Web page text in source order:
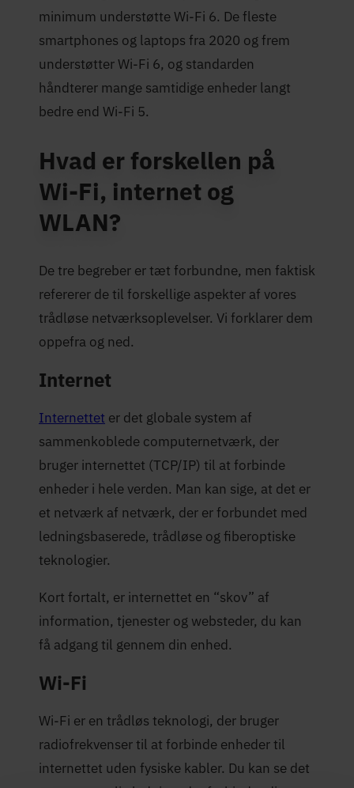
minimum understøtte Wi-Fi 6. De fleste
smartphones og laptops fra 2020 og frem
understøtter Wi-Fi 6, og standarden
håndterer mange samtidige enheder langt
bedre end Wi-Fi 5.
Hvad er forskellen på
Wi-Fi, internet og
WLAN?
De tre begreber er tæt forbundne, men faktisk
refererer de til forskellige aspekter af vores
trådløse netværksoplevelser. Vi forklarer dem
oppefra og ned.
Internet
Internettet er det globale system af
sammenkoblede computernetværk, der
bruger internettet (TCP/IP) til at forbinde
enheder i hele verden. Man kan sige, at det er
et netværk af netværk, der er forbundet med
ledningsbaserede, trådløse og fiberoptiske
teknologier.
Kort fortalt, er internettet en “skov” af
information, tjenester og websteder, du kan
få adgang til gennem din enhed.
Wi-Fi
Wi-Fi er en trådløs teknologi, der bruger
radiofrekvenser til at forbinde enheder til
internettet uden fysiske kabler. Du kan se det